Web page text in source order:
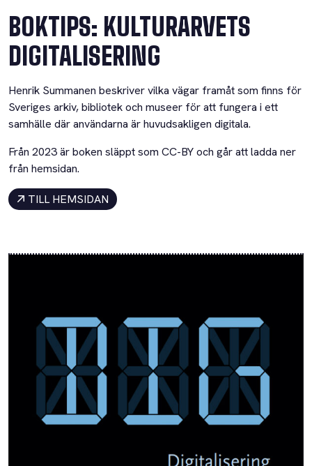
BOKTIPS: KULTURARVETS
DIGITALISERING
Henrik Summanen beskriver vilka vägar framåt som finns för
Sveriges arkiv, bibliotek och museer för att fungera i ett
samhälle där användarna är huvudsakligen digitala.
Från 2023 är boken släppt som CC-BY och går att ladda ner
från hemsidan.
TILL HEMSIDAN